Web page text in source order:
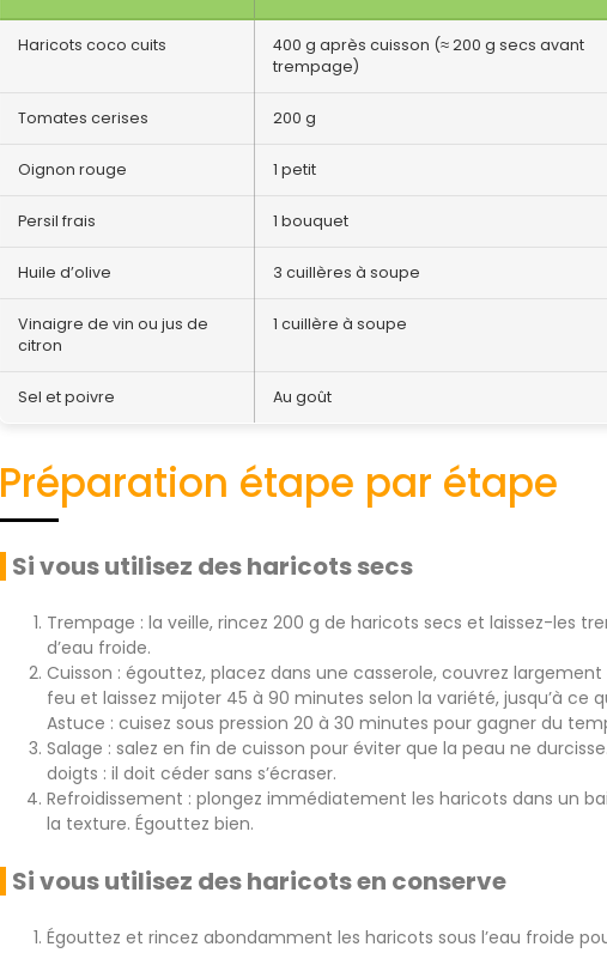
Haricots coco cuits
400 g après cuisson (≈ 200 g secs avant
trempage)
Tomates cerises 200 g
Oignon rouge 1 petit
Persil frais 1 bouquet
Huile d’olive 3 cuillères à soupe
Vinaigre de vin ou jus de
citron
1 cuillère à soupe
Sel et poivre Au goût
Préparation étape par étape
Si vous utilisez des haricots secs
Trempage : la veille, rincez 200 g de haricots secs et laissez-les
d’eau froide.
Cuisson : égouttez, placez dans une casserole, couvrez
feu et laissez mijoter 45 à 90 minutes selon la variété, jusqu’à ce
Astuce : cuisez sous pression 20 à 30 minutes pour gagner du
Salage : salez en fin de cuisson pour éviter que la peau ne
doigts : il doit céder sans s’écraser.
Refroidissement : plongez immédiatement les haricots dans un
la texture. Égouttez bien.
Si vous utilisez des haricots en conserve
Égouttez et rincez abondamment les haricots sous l’eau froide